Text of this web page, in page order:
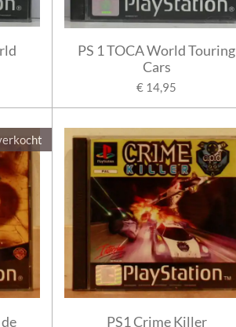
PS 1 TOCA World Touring
Cars
€ 14,95
PS1 Crime Killer